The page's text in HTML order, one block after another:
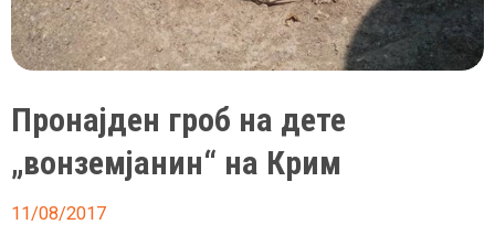
Пронајден гроб на дете
„вонземјанин“ на Крим
11/08/2017